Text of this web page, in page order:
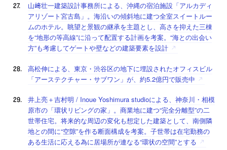
山﨑壮一建築設計事務所による、沖縄の宿泊施設「アルカディ
アリゾート宮古島」。海沿いの傾斜地に建つ全室スイートルー
ムのホテル。眺望と景観の継承を主題とし、高さを抑えた三棟
を“地形の等高線”に沿って配置する計画を考案。“海との出会い
方”も考慮してゲートや壁などの建築要素を設計
高松伸による、東京・渋谷区の地下に埋設されたオフィスビル
「アーステクチャー・サブワン」が、約5.2億円で販売中
井上亮＋吉村明 / Inoue Yoshimura studioによる、神奈川・相模
原市の「環状リビングの家」。商業地に建つ“完全分離型”の二
世帯住宅。将来的な周辺の変化も想定した建築として、南側隣
地との間に“空隙”を作る断面構成を考案。子世帯は在宅勤務の
ある生活に応える為に居場所が連なる“環状の空間”とする